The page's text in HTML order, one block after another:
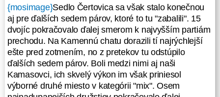
15 dvojíc pokračovalo ďalej smerom
k najvyšším partiám prechodu. Na
Kamennú chatu dorazili tí
najrýchlejší ešte pred zotmením, no
z pretekov tu odstúpilo ďalších
sedem párov. Boli medzi nimi aj naši
Kamasovci, ich skvelý výkon im
však priniesol výborné druhé miesto
{mosimage}Sedlo Čertovica sa však stalo konečnou
aj pre ďalších sedem párov, ktoré to tu "zabalili". 15
dvojíc pokračovalo ďalej smerom k najvyšším partiám
prechodu. Na Kamennú chatu dorazili tí najrýchlejší
ešte pred zotmením, no z pretekov tu odstúpilo
ďalších sedem párov. Boli medzi nimi aj naši
Kamasovci, ich skvelý výkon im však priniesol
výborné druhé miesto v kategórii "mix". Osem